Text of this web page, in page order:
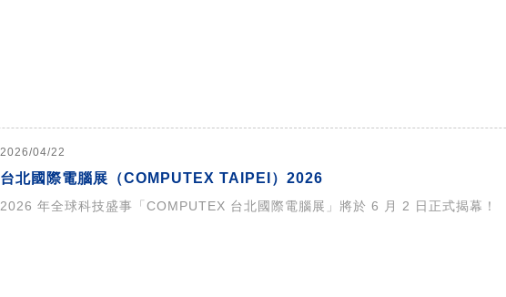
2026/04/22
台北國際電腦展（COMPUTEX TAIPEI）2026
2026 年全球科技盛事「COMPUTEX 台北國際電腦展」將於 6 月 2 日正式揭幕！